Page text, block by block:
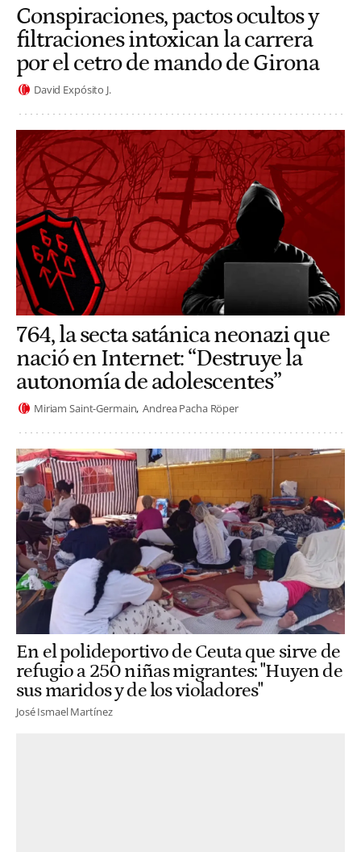
Conspiraciones, pactos ocultos y
filtraciones intoxican la carrera
por el cetro de mando de Girona
David Expósito J.
764, la secta satánica neonazi que
nació en Internet: “Destruye la
autonomía de adolescentes”
Miriam Saint-Germain Andrea Pacha Röper
En el polideportivo de Ceuta que sirve de
refugio a 250 niñas migrantes: "Huyen de
sus maridos y de los violadores"
José Ismael Martínez